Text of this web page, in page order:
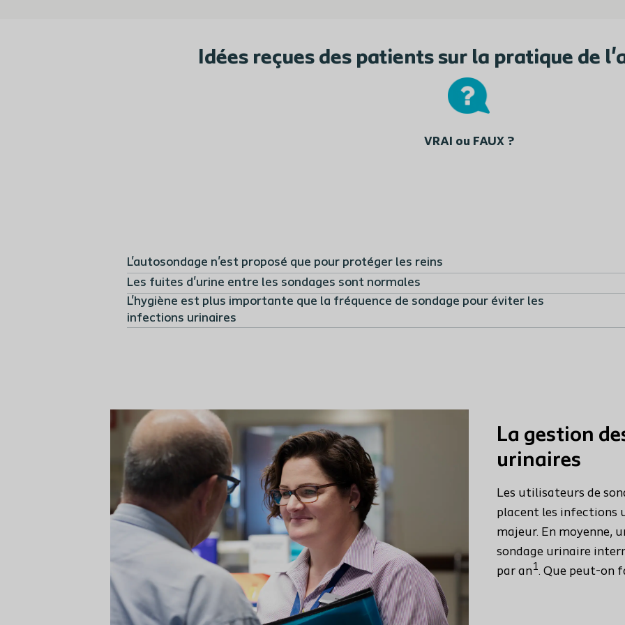
Idées reçues des patients sur la pratique de
VRAI ou FAUX ?
L'autosondage n'est proposé que pour protéger les reins
Les fuites d'urine entre les sondages sont normales
L'hygiène est plus importante que la fréquence de sondage pour éviter les
infections urinaires
La gestion
urinaires
Les utilisateurs de
placent les infections
majeur. En moyenne,
sondage urinaire
par an 1. Que peut-on